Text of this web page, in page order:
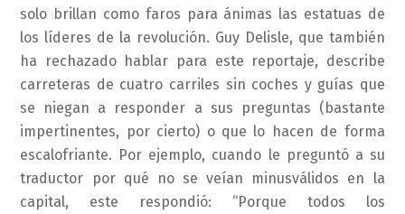
solo brillan como faros para ánimas las estatuas de
los líderes de la revolución. Guy Delisle, que también
ha rechazado hablar para este reportaje, describe
carreteras de cuatro carriles sin coches y guías que
se niegan a responder a sus preguntas (bastante
impertinentes, por cierto) o que lo hacen de forma
escalofriante. Por ejemplo, cuando le preguntó a su
traductor por qué no se veían minusválidos en la
capital, este respondió: “Porque todos los